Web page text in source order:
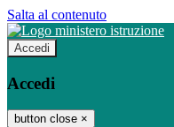
Salta al contenuto
Accedi
Accedi
button close ×